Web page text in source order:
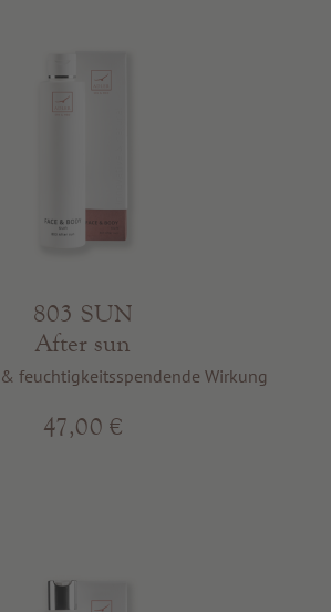
803 SUN
After sun
feuchtigkeitsspendende Wirkung
47,00 €